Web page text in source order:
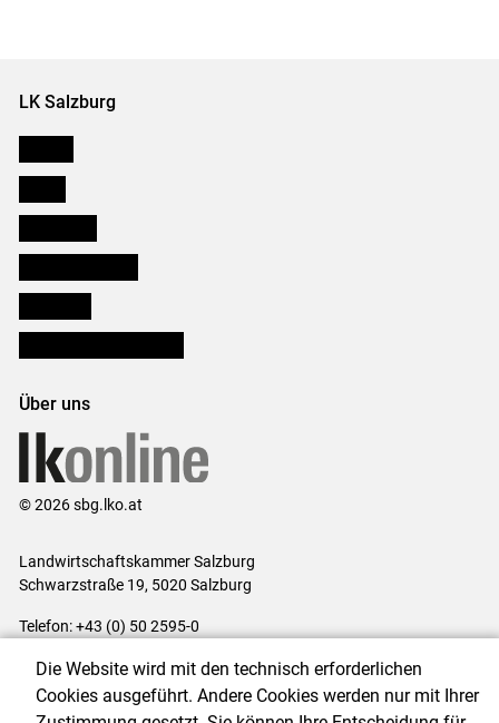
LK Salzburg
Über uns
© 2026 sbg.lko.at
Landwirtschaftskammer Salzburg
Schwarzstraße 19, 5020 Salzburg
Telefon: +43 (0) 50 2595-0
Impressum|Kontakt|Datenschutzerklärung|Barrierefreiheit|
Cookie-Einstellungen
Die Website wird mit den technisch erforderlichen
Cookies ausgeführt. Andere Cookies werden nur mit Ihrer